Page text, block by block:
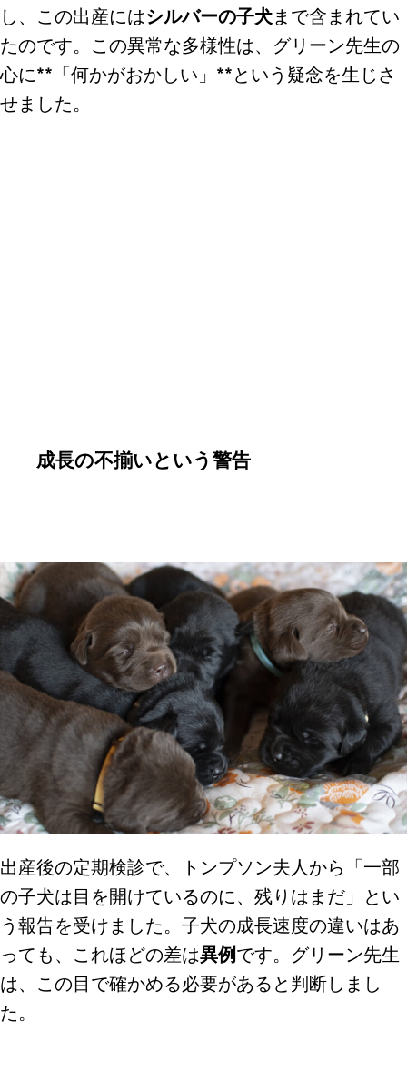
し、この出産にはシルバーの子犬まで含まれてい
たのです。この異常な多様性は、グリーン先生の
心に**「何かがおかしい」**という疑念を生じさ
せました。
成長の不揃いという警告
出産後の定期検診で、トンプソン夫人から「一部
の子犬は目を開けているのに、残りはまだ」とい
う報告を受けました。子犬の成長速度の違いはあ
っても、これほどの差は異例です。グリーン先生
は、この目で確かめる必要があると判断しまし
た。